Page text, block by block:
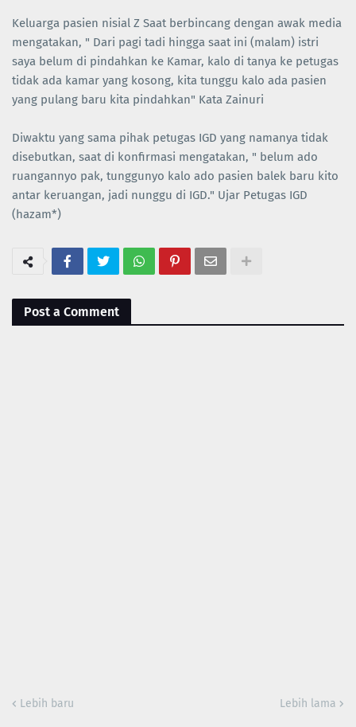
Keluarga pasien nisial Z Saat berbincang dengan awak media
mengatakan, " Dari pagi tadi hingga saat ini (malam) istri
saya belum di pindahkan ke Kamar, kalo di tanya ke petugas
tidak ada kamar yang kosong, kita tunggu kalo ada pasien
yang pulang baru kita pindahkan" Kata Zainuri
Diwaktu yang sama pihak petugas IGD yang namanya tidak
disebutkan, saat di konfirmasi mengatakan, " belum ado
ruangannyo pak, tunggunyo kalo ado pasien balek baru kito
antar keruangan, jadi nunggu di IGD." Ujar Petugas IGD
(hazam*)
Post a Comment
Lebih baru Lebih lama